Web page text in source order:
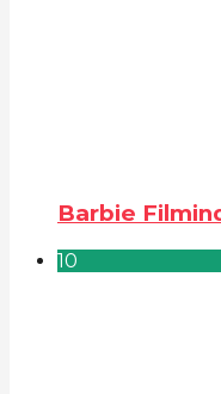
Barbie
10